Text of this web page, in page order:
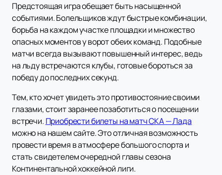
Предстоящая игра обещает быть насыщенной
событиями. Болельщиков ждут быстрые комбинации,
борьба на каждом участке площадки и множество
опасных моментов у ворот обеих команд. Подобные
матчи всегда вызывают повышенный интерес, ведь
на льду встречаются клубы, готовые бороться за
победу до последних секунд.
Тем, кто хочет увидеть это противостояние своими
глазами, стоит заранее позаботиться о посещении
встречи. Приобрести билеты на матч СКА — Лада
можно на нашем сайте. Это отличная возможность
провести время в атмосфере большого спорта и
стать свидетелем очередной главы сезона
Континентальной хоккейной лиги.